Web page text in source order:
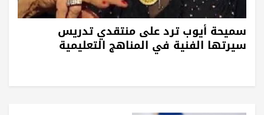
سميحة أيوب ترد على منتقدي تدريس
سيرتها الفنية في المناهج التعليمية